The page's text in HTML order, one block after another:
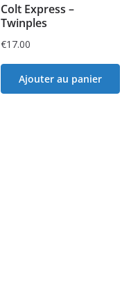
Colt Express –
Twinples
€17.00
Ajouter au panier